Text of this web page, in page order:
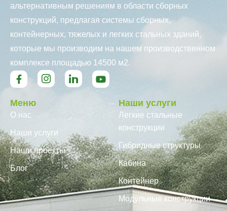
альтернативным решениям в области сборных
конструкций, предлагая системы сборных,
контейнерных, тяжелых и легких стальных зданий,
которые мы производим на нашем производственном
комплексе площадью 14500 м2.
Меню
О нас
Наши услуги
Наши проекты
Блог
Наши услуги
Легкие стальные
конструкции
Гибридные структуры
Кабина
Контейнер
Модульные конструкции